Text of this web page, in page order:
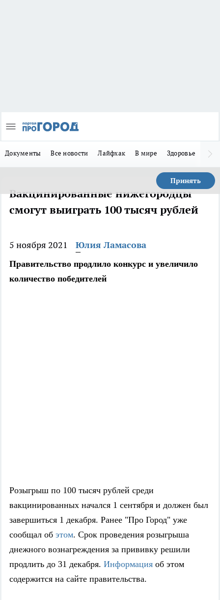
Документы Все новости Лайфхак В мире Здоровье
Принять
Вакцинированные нижегородцы
смогут выиграть 100 тысяч рублей
5 ноября 2021 Юлия Ламасова
Правительство продлило конкурс и увеличило
количество победителей
Розыгрыш по 100 тысяч рублей среди
вакцинированных начался 1 сентября и должен был
завершиться 1 декабря. Ранее "Про Город" уже
сообщал об этом. Срок проведения розыгрыша
днежного вознагреждения за прививку решили
продлить до 31 декабря. Информация об этом
содержится на сайте правительства.